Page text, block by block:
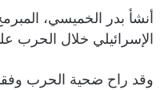
أنشأ بدر الخميسي،
الإسرائيلي خلال الحرب على غزة،